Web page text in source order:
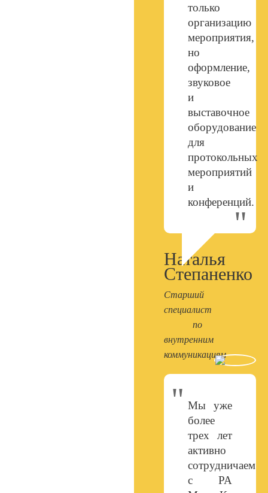
только
организацию
мероприятия,
но
оформление,
звуковое
и
выставочное
оборудование
для
протокольных
мероприятий
и
конференций.
Наталья
Степаненко
Старший
специалист
по
внутренним
коммуникациям
Мы уже
более
трех лет
активно
сотрудничаем
с РА